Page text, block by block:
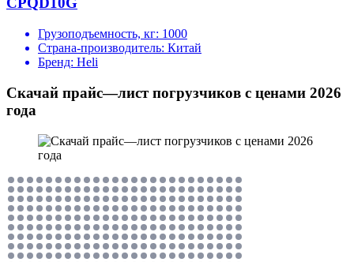
Грузоподъемность, кг: 1000
Страна-производитель: Китай
Бренд: Heli
Скачай прайс—лист погрузчиков с ценами 2026
года